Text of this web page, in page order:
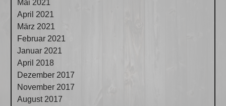
Mai 2021
April 2021
März 2021
Februar 2021
Januar 2021
April 2018
Dezember 2017
November 2017
August 2017